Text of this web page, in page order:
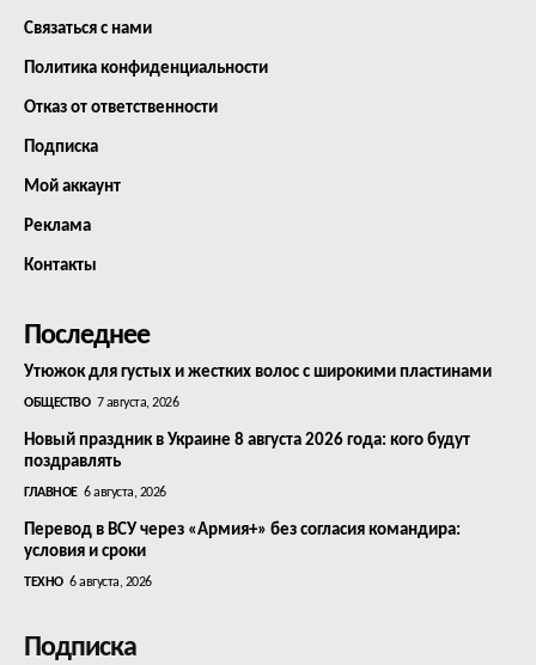
Связаться с нами
Политика конфиденциальности
Отказ от ответственности
Подписка
Мой аккаунт
Реклама
Контакты
Последнее
Утюжок для густых и жестких волос с широкими пластинами
ОБЩЕСТВО 7 августа, 2026
Новый праздник в Украине 8 августа 2026 года: кого будут
поздравлять
ГЛАВНОЕ 6 августа, 2026
Перевод в ВСУ через «Армия+» без согласия командира:
условия и сроки
ТЕХНО 6 августа, 2026
Подписка